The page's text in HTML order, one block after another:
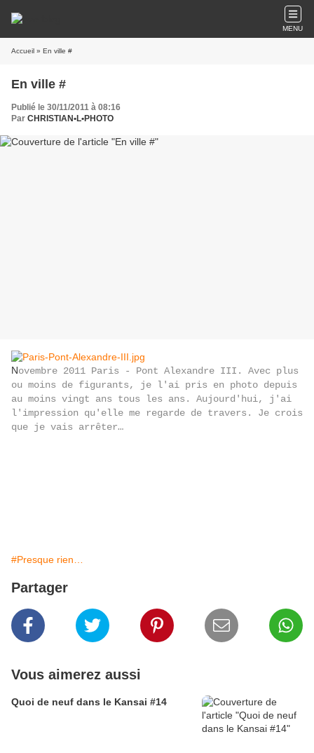
MENU
Accueil » En ville #
En ville #
Publié le 30/11/2011 à 08:16
Par CHRISTIAN•L•PHOTO
Novembre 2011 Paris - Pont Alexandre III. Avec plus
ou moins de figurants, je l'ai pris en photo depuis
au moins vingt ans tous les ans. Aujourd'hui, j'ai
l'impression qu'elle me regarde de travers. Je crois
que je vais arrêter…
#Presque rien…
Partager
Vous aimerez aussi
Quoi de neuf dans le Kansai #14